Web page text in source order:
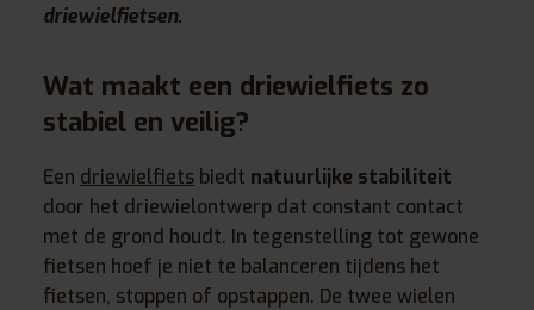
driewielfietsen.
Wat maakt een driewielfiets zo
stabiel en veilig?
Een driewielfiets biedt natuurlijke stabiliteit
door het driewielontwerp dat constant contact
met de grond houdt. In tegenstelling tot gewone
fietsen hoef je niet te balanceren tijdens het
fietsen, stoppen of opstappen. De twee wielen